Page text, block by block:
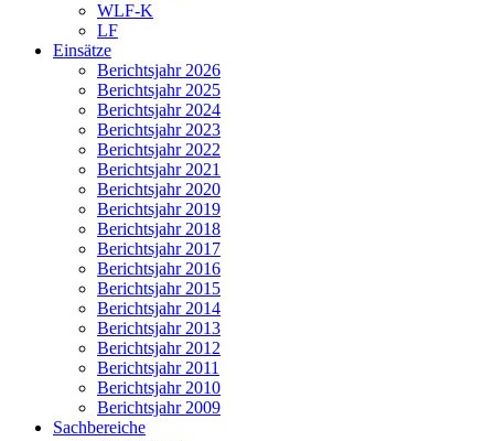
WLF-K
LF
Einsätze
Berichtsjahr 2026
Berichtsjahr 2025
Berichtsjahr 2024
Berichtsjahr 2023
Berichtsjahr 2022
Berichtsjahr 2021
Berichtsjahr 2020
Berichtsjahr 2019
Berichtsjahr 2018
Berichtsjahr 2017
Berichtsjahr 2016
Berichtsjahr 2015
Berichtsjahr 2014
Berichtsjahr 2013
Berichtsjahr 2012
Berichtsjahr 2011
Berichtsjahr 2010
Berichtsjahr 2009
Sachbereiche